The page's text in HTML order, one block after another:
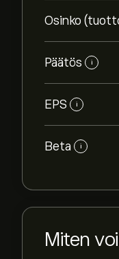
Osinko
Päätös i
EPS i
Beta i
Miten